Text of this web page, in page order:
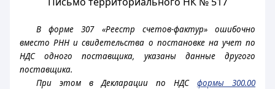
В форме 307 «Реестр счетов-фактур» ошибочно
вместо РНН и свидетельства о постановке на учет по
НДС одного поставщика, указаны данные другого
поставщика.
При этом в Декларации по НДС формы 300.00